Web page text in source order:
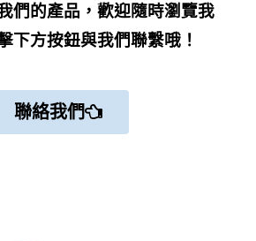
們的產品，歡迎隨時瀏覽我
下方按鈕與我們聯繫哦！
聯絡我們